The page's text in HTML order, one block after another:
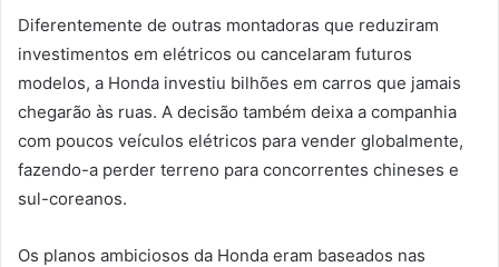
Diferentemente de outras montadoras que reduziram
investimentos em elétricos ou cancelaram futuros
modelos, a Honda investiu bilhões em carros que jamais
chegarão às ruas. A decisão também deixa a companhia
com poucos veículos elétricos para vender globalmente,
fazendo-a perder terreno para concorrentes chineses e
sul-coreanos.
Os planos ambiciosos da Honda eram baseados nas